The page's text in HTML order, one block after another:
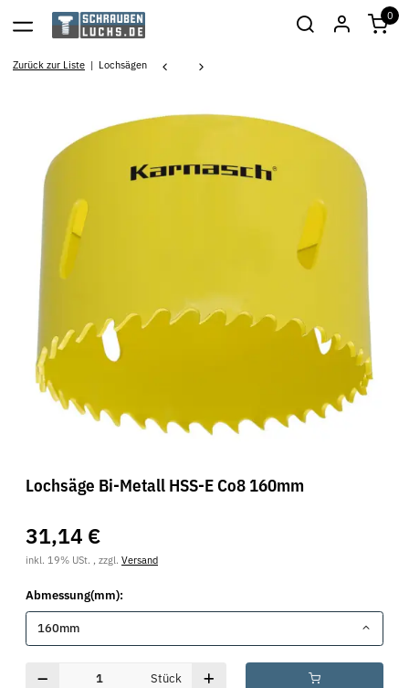
0
Zurück zur Liste Lochsägen
Lochsäge Bi-Metall HSS-E Co8 160mm
31,14 €
inkl. 19% USt. , zzgl. Versand
Abmessung(mm):
160mm
Stück